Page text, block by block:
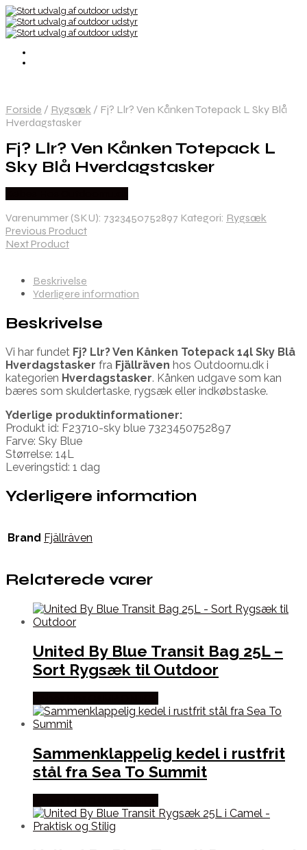
Forside / Rygsæk / Fj? Llr? Ven Kånken Totepack L Sky Blå
Hverdagstasker
Fj? Llr? Ven Kånken Totepack L
Sky Blå Hverdagstasker
Varenummer (SKU): 7323450752897 Kategori: Rygsæk
Previous Product
Next Product
Beskrivelse
Yderligere information
Beskrivelse
Vi har fundet Fj? Llr? Ven Kånken Totepack 14l Sky Blå
Hverdagstasker fra Fjällräven hos Outdoornu.dk i
kategorien Hverdagstasker. Kånken udgave som kan
bæres som skuldertaske, rygsæk eller indkøbstaske.
Yderlige produktinformationer:
Produkt id: F23710-sky blue 7323450752897
Farve: Sky Blue
Størrelse: 14L
Leveringstid: 1 dag
Yderligere information
Brand Fjällräven
Relaterede varer
United By Blue Transit Bag 25L –
Sort Rygsæk til Outdoor
Sammenklappelig kedel i rustfrit
stål fra Sea To Summit